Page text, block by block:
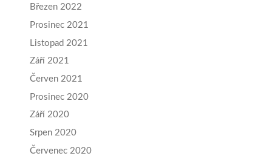
Březen 2022
Prosinec 2021
Listopad 2021
Září 2021
Červen 2021
Prosinec 2020
Září 2020
Srpen 2020
Červenec 2020